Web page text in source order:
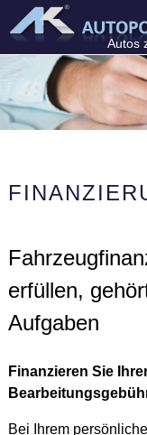
Autos
erfüllen,
Aufgaben
Finanzieren Sie
Bei Ihrem